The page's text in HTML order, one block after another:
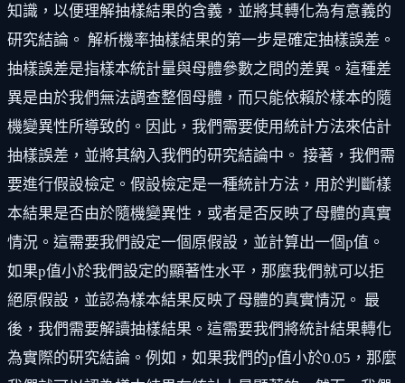
知識，以便理解抽樣結果的含義，並將其轉化為有意義的
研究結論。 解析機率抽樣結果的第一步是確定抽樣誤差。
抽樣誤差是指樣本統計量與母體參數之間的差異。這種差
異是由於我們無法調查整個母體，而只能依賴於樣本的隨
機變異性所導致的。因此，我們需要使用統計方法來估計
抽樣誤差，並將其納入我們的研究結論中。 接著，我們需
要進行假設檢定。假設檢定是一種統計方法，用於判斷樣
本結果是否由於隨機變異性，或者是否反映了母體的真實
情況。這需要我們設定一個原假設，並計算出一個p值。
如果p值小於我們設定的顯著性水平，那麼我們就可以拒
絕原假設，並認為樣本結果反映了母體的真實情況。 最
後，我們需要解讀抽樣結果。這需要我們將統計結果轉化
為實際的研究結論。例如，如果我們的p值小於0.05，那麼